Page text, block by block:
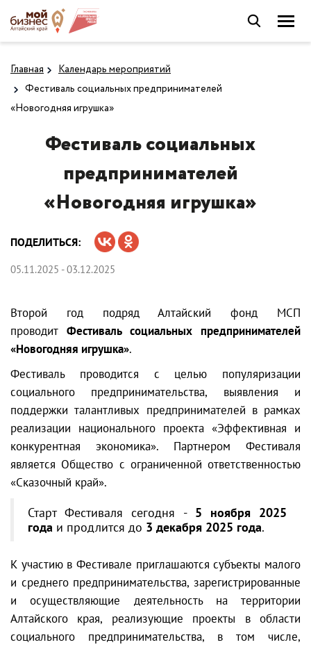
Главная
Календарь мероприятий
Фестиваль социальных предпринимателей
«Новогодняя игрушка»
Фестиваль социальных
предпринимателей
«Новогодняя игрушка»
ПОДЕЛИТЬСЯ:
05.11.2025 - 03.12.2025
Второй год подряд Алтайский фонд МСП
проводит Фестиваль социальных предпринимателей
«Новогодняя игрушка».
Фестиваль проводится с целью популяризации
социального предпринимательства, выявления и
поддержки талантливых предпринимателей в рамках
реализации национального проекта «Эффективная и
конкурентная экономика». Партнером Фестиваля
является Общество с ограниченной ответственностью
«Сказочный край».
Старт Фестиваля сегодня - 5 ноября 2025
года и продлится до 3 декабря 2025 года.
К участию в Фестивале приглашаются субъекты малого
и среднего предпринимательства, зарегистрированные
и осуществляющие деятельность на территории
Алтайского края, реализующие проекты в области
социального предпринимательства, в том числе,